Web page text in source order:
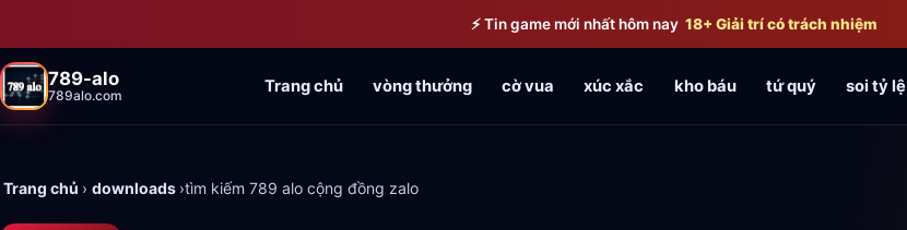
⚡ Tin game mới nhất hôm nay 18+ Giải trí có trách nhiệm
789-alo
789alo.com Trang chủ vòng thưởng cờ vua xúc xắc kho báu tứ quý soi tỷ lệ
Trang chủ › downloads ›tìm kiếm 789 alo cộng đồng zalo